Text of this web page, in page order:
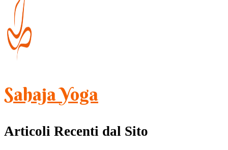
Sahaja Yoga
Articoli Recenti dal Sito